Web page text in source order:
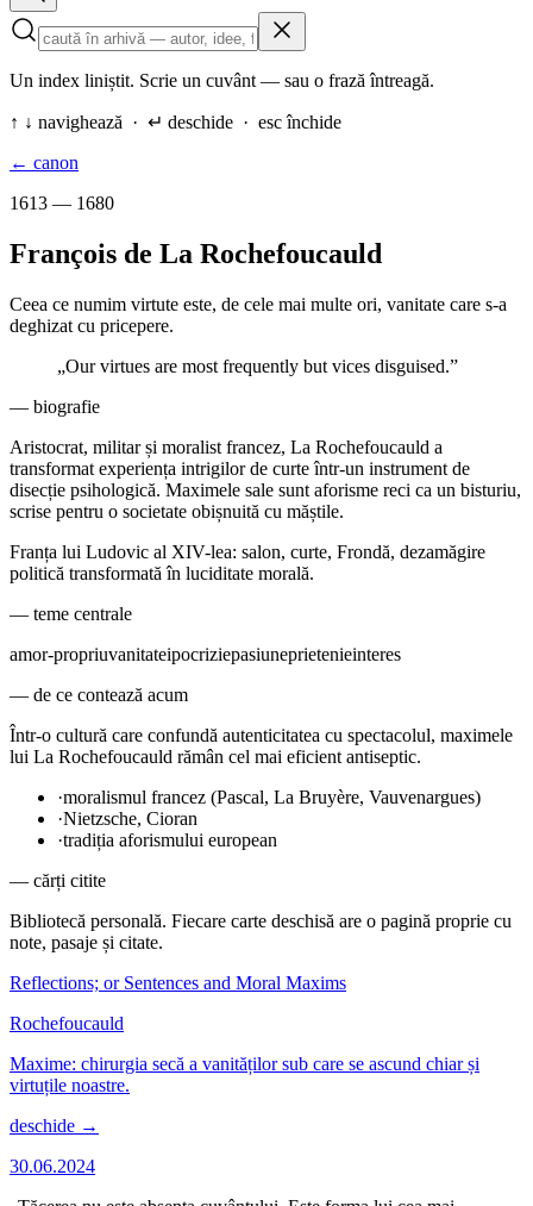
Un index liniștit. Scrie un cuvânt — sau o frază întreagă.
↑ ↓ navighează · ↵ deschide · esc închide
← canon
1613 — 1680
François de La Rochefoucauld
Ceea ce numim virtute este, de cele mai multe ori, vanitate care s-a
deghizat cu pricepere.
„Our virtues are most frequently but vices disguised.”
— biografie
Aristocrat, militar și moralist francez, La Rochefoucauld a
transformat experiența intrigilor de curte într-un instrument de
disecție psihologică. Maximele sale sunt aforisme reci ca un bisturiu,
scrise pentru o societate obișnuită cu măștile.
Franța lui Ludovic al XIV-lea: salon, curte, Frondă, dezamăgire
politică transformată în luciditate morală.
— teme centrale
amor-propriuvanitateipocriziepasiuneprietenieinteres
— de ce contează acum
Într-o cultură care confundă autenticitatea cu spectacolul, maximele
lui La Rochefoucauld rămân cel mai eficient antiseptic.
·moralismul francez (Pascal, La Bruyère, Vauvenargues)
·Nietzsche, Cioran
·tradiția aforismului european
— cărți citite
Bibliotecă personală. Fiecare carte deschisă are o pagină proprie cu
note, pasaje și citate.
Reflections; or Sentences and Moral Maxims
Rochefoucauld
Maxime: chirurgia secă a vanităților sub care se ascund chiar și
virtuțile noastre.
deschide →
30.06.2024